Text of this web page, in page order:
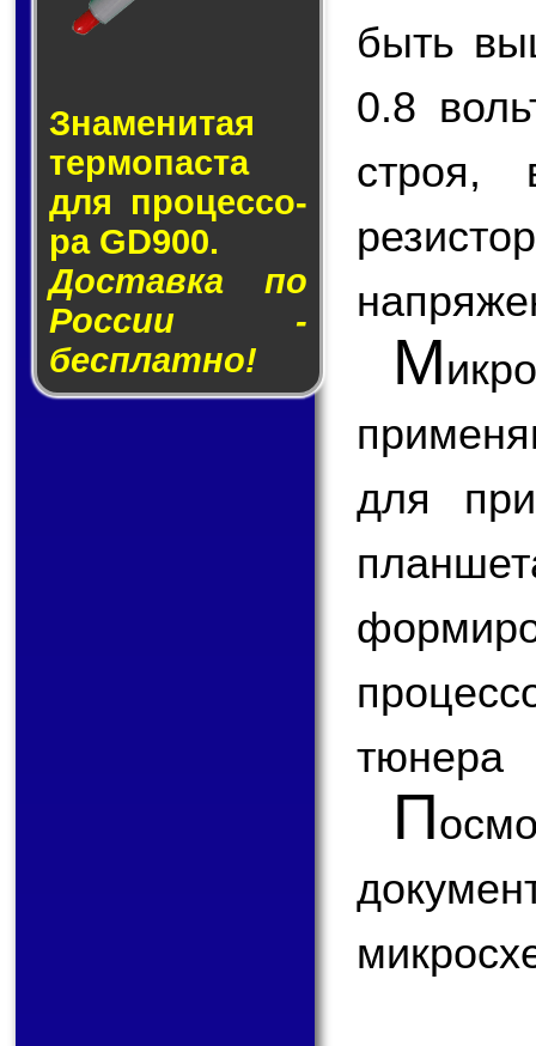
Знаменитая
тер­мо­пас­та
для про­цес­со­
ра GD900.
Доставка по
России -
бесплатно!
быть
0.8
строя,
М
для
тюнера
П